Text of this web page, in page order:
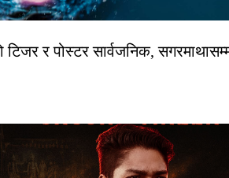
टिजर र पोस्टर सार्वजनिक,